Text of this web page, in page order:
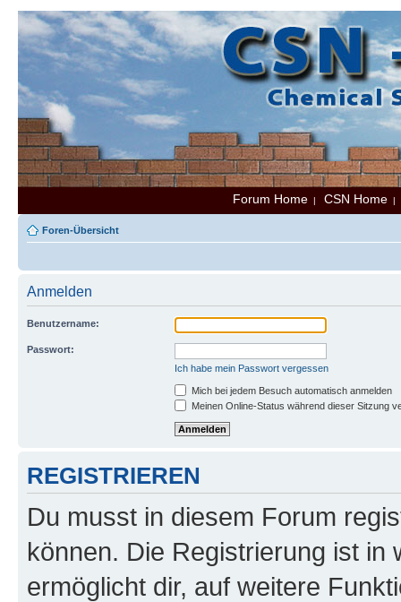
Forum Home | CSN Home
Foren-Übersicht
Anmelden
Benutzername:
Passwort:
Ich habe mein Passwort vergessen
Mich bei jedem Besuch automatisch anmelden
Meinen Online-Status während dieser Sitzung
REGISTRIEREN
Du musst in diesem Forum
können. Die Registrierung ist in
ermöglicht dir, auf weitere